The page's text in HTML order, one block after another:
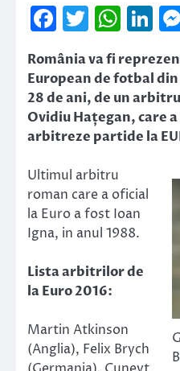
Facebook
Twitter
România va fi
European de fotbal
28 de ani, de un
Ovidiu Hațegan, care a
arbitreze partide la
Ultimul arbitru
roman care a oficial
la Euro a fost Ioan
Igna, in anul 1988.
Lista arbitrilor de
la Euro 2016:
Martin Atkinson
(Anglia), Felix Brych